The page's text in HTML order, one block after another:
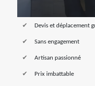
Devis et déplacement
Sans engagement
Artisan passionné
Prix imbattable